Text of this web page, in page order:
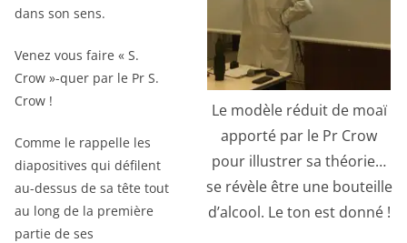
Le modèle réduit de moaï
apporté par le Pr Crow
pour illustrer sa théorie…
se révèle être une bouteille
d’alcool. Le ton est donné !
dans son sens.
Venez vous faire « S.
Crow »-quer par le Pr S.
Crow !
Comme le rappelle les
diapositives qui défilent
au-dessus de sa tête tout
au long de la première
partie de ses